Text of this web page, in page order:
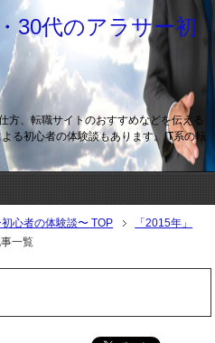
30代のアラサー初
方、転職サイトのおすすめなどを伝える
る初心者の体験談もあります。IT系の転
心者の体験談〜 TOP
「2015年」
一覧